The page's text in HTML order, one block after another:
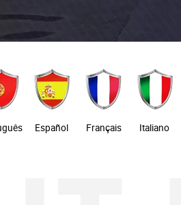
Español Français Italiano